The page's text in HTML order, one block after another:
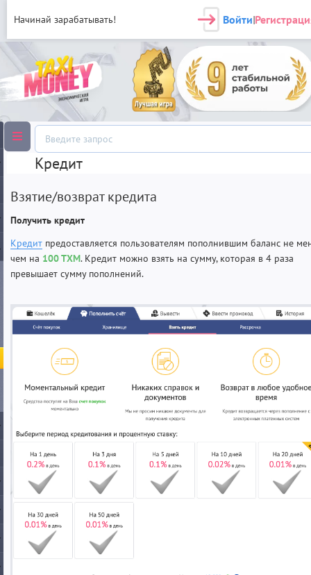
Начинай зарабатывать! Войти|
Кредит
Взятие/возврат кредита
Получить кредит
Кредит предоставляется пользователям пополнившим баланс не
чем на 100 ТХМ. Кредит можно взять на сумму, которая в 4 раза
превышает сумму пополнений.